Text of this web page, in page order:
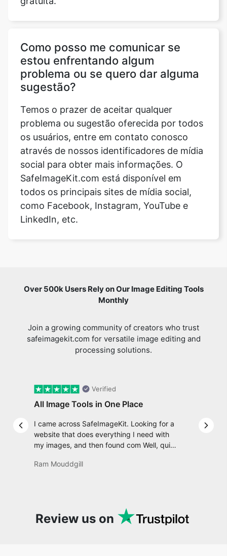
Como posso me comunicar se
estou enfrentando algum
problema ou se quero dar alguma
sugestão?
Temos o prazer de aceitar qualquer
problema ou sugestão oferecida por todos
os usuários, entre em contato conosco
através de nossos identificadores de mídia
social para obter mais informações. O
SafeImageKit.com está disponível em
todos os principais sites de mídia social,
como Facebook, Instagram, YouTube e
LinkedIn, etc.
Over 500k Users Rely on Our Image Editing Tools
Monthly
Join a growing community of creators who trust
safeimagekit.com for versatile image editing and
processing solutions.
Previous slide
Verified
All Image Tools in One Place
I came across SafeImageKit. Looking for a
website that does everything I need with
my images, and then found com Well, quite
an incredibly high-speed, stable and easy-
snappy tools every now and then!
Ram Mouddgill
Next
Review us on